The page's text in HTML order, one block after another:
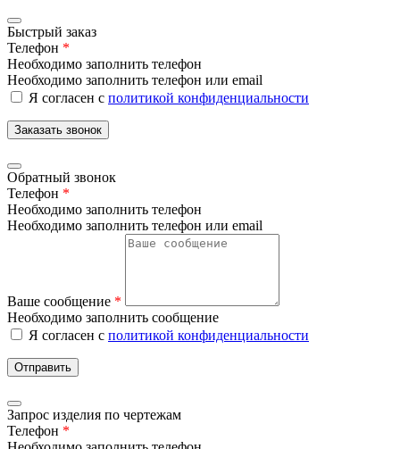
Быстрый заказ
Телефон *
Необходимо заполнить телефон
Необходимо заполнить телефон или email
Я согласен с политикой конфиденциальности
Заказать звонок
Обратный звонок
Телефон *
Необходимо заполнить телефон
Необходимо заполнить телефон или email
Ваше сообщение *
Необходимо заполнить сообщение
Я согласен с политикой конфиденциальности
Отправить
Запрос изделия по чертежам
Телефон *